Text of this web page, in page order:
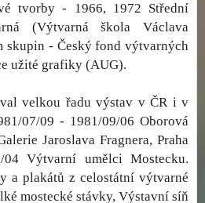
tvorby - 1966, 1972 Střední
(Výtvarná škola Václava
skupin - Český fond výtvarných
užité grafiky (AUG).
velkou řadu výstav v ČR i v
07/09 - 1981/09/06 Oborová
Jaroslava Fragnera, Praha
Výtvarní umělci Mostecku.
a plakátů z celostátní výtvarné
mostecké stávky, Výstavní síň